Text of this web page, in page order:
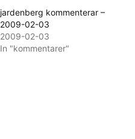
jardenberg kommenterar –
2009-02-03
2009-02-03
In "kommentarer"